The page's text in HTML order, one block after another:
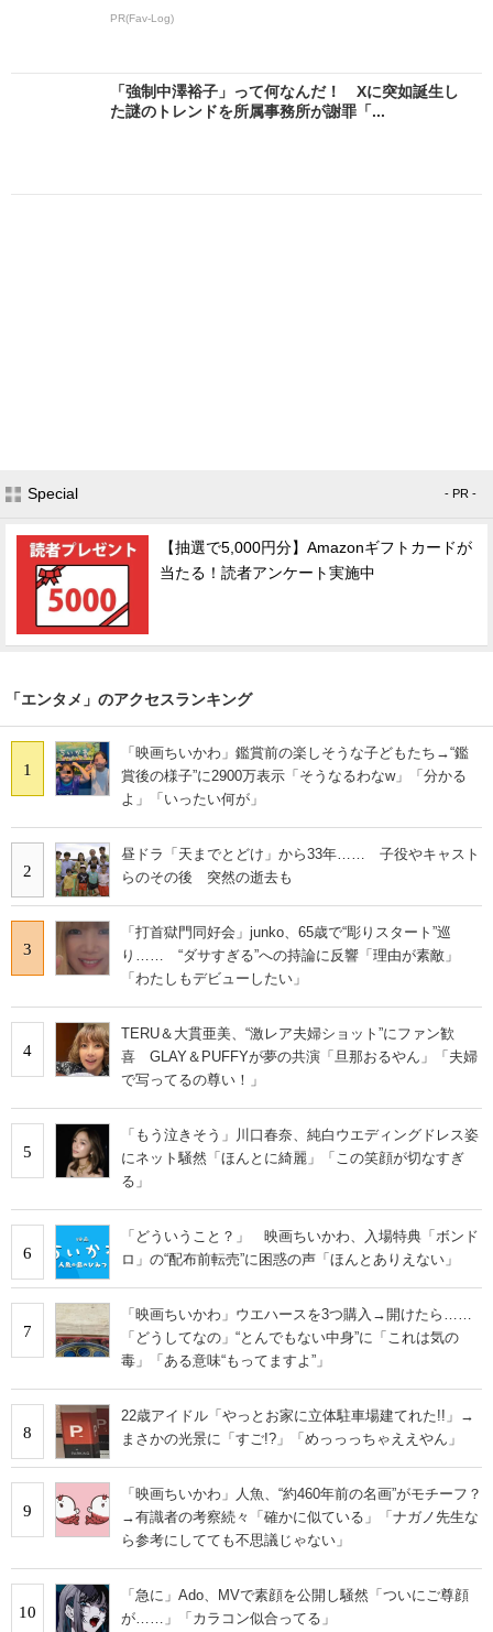
PR(Fav-Log)
「強制中澤裕子」って何なんだ！ Xに突如誕生し
た謎のトレンドを所属事務所が謝罪「...
Special - PR -
【抽選で5,000円分】Amazonギフトカードが
当たる！読者アンケート実施中
「エンタメ」のアクセスランキング
1
「映画ちいかわ」鑑賞前の楽しそうな子どもたち→“鑑
賞後の様子”に2900万表示「そうなるわなw」「分かる
よ」「いったい何が」
2
昼ドラ「天までとどけ」から33年…… 子役やキャスト
らのその後 突然の逝去も
3
「打首獄門同好会」junko、65歳で“彫りスタート”巡
り…… “ダサすぎる”への持論に反響「理由が素敵」
「わたしもデビューしたい」
4
TERU＆大貫亜美、“激レア夫婦ショット”にファン歓
喜 GLAY＆PUFFYが夢の共演「旦那おるやん」「夫婦
で写ってるの尊い！」
5
「もう泣きそう」川口春奈、純白ウエディングドレス姿
にネット騒然「ほんとに綺麗」「この笑顔が切なすぎ
る」
6
「どういうこと？」 映画ちいかわ、入場特典「ボンド
ロ」の“配布前転売”に困惑の声「ほんとありえない」
7
「映画ちいかわ」ウエハースを3つ購入→開けたら……
「どうしてなの」“とんでもない中身”に「これは気の
毒」「ある意味“もってますよ”」
8
22歳アイドル「やっとお家に立体駐車場建てれた!!」→
まさかの光景に「すご!?」「めっっっちゃええやん」
9
「映画ちいかわ」人魚、“約460年前の名画”がモチーフ？
→有識者の考察続々「確かに似ている」「ナガノ先生な
ら参考にしてても不思議じゃない」
10
「急に」Ado、MVで素顔を公開し騒然「ついにご尊顔
が……」「カラコン似合ってる」